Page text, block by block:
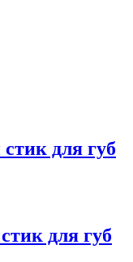
для губ
для губ